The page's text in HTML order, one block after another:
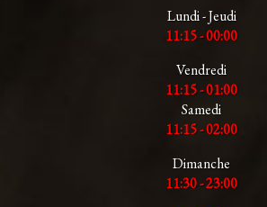
Lundi - Jeudi
11:15 - 00:00
Vendredi
11:15 - 01:00
Samedi
11:15 - 02:00
Dimanche
11:30 - 23:00